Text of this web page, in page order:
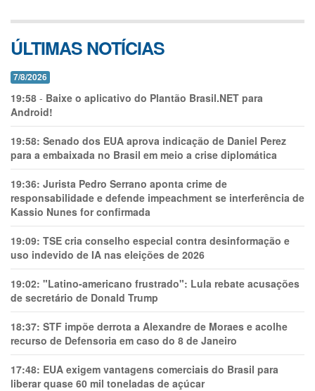
ÚLTIMAS NOTÍCIAS
7/8/2026
19:58 - Baixe o aplicativo do Plantão Brasil.NET para
Android!
19:58: Senado dos EUA aprova indicação de Daniel Perez
para a embaixada no Brasil em meio a crise diplomática
19:36: Jurista Pedro Serrano aponta crime de
responsabilidade e defende impeachment se interferência de
Kassio Nunes for confirmada
19:09: TSE cria conselho especial contra desinformação e
uso indevido de IA nas eleições de 2026
19:02: "Latino-americano frustrado": Lula rebate acusações
de secretário de Donald Trump
18:37: STF impõe derrota a Alexandre de Moraes e acolhe
recurso de Defensoria em caso do 8 de Janeiro
17:48: EUA exigem vantagens comerciais do Brasil para
liberar quase 60 mil toneladas de açúcar